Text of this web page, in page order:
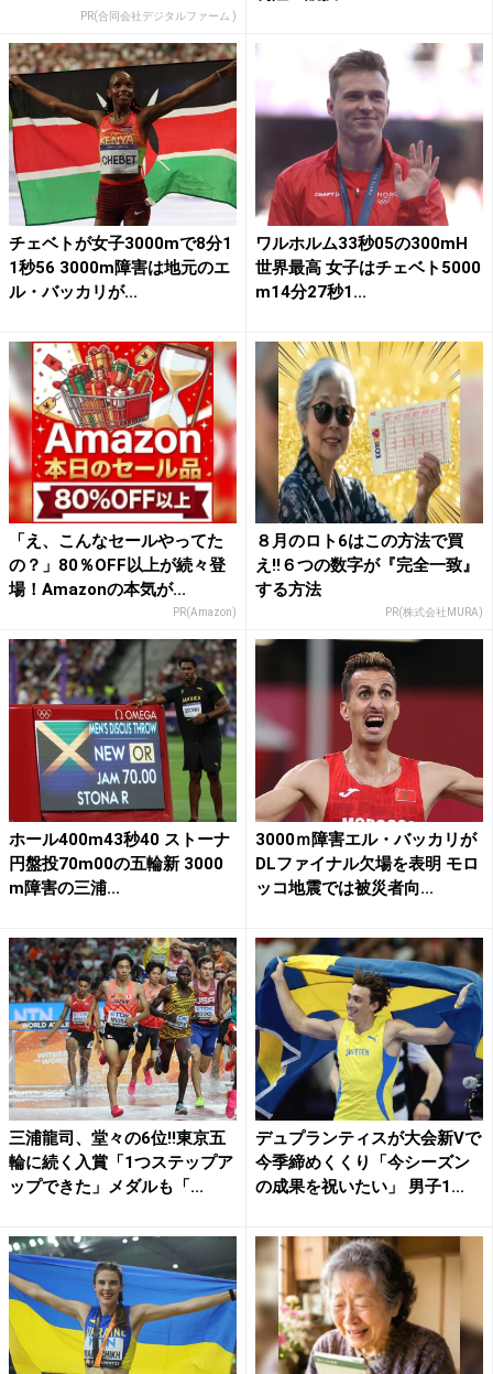
PR(合同会社デジタルファーム )
チェベトが女子3000mで8分1
1秒56 3000m障害は地元のエ
ル・バッカリが...
ワルホルム33秒05の300mH
世界最高 女子はチェベト5000
m14分27秒1...
「え、こんなセールやってた
の？」80％OFF以上が続々登
場！Amazonの本気が...
PR(Amazon)
８月のロト6はこの方法で買
え!!６つの数字が『完全一致』
する方法
PR(株式会社MURA)
ホール400m43秒40 ストーナ
円盤投70m00の五輪新 3000
m障害の三浦...
3000ｍ障害エル・バッカリが
DLファイナル欠場を表明 モロ
ッコ地震では被災者向...
三浦龍司、堂々の6位!!東京五
輪に続く入賞「1つステップア
ップできた」メダルも「...
デュプランティスが大会新Vで
今季締めくくり「今シーズン
の成果を祝いたい」 男子1...